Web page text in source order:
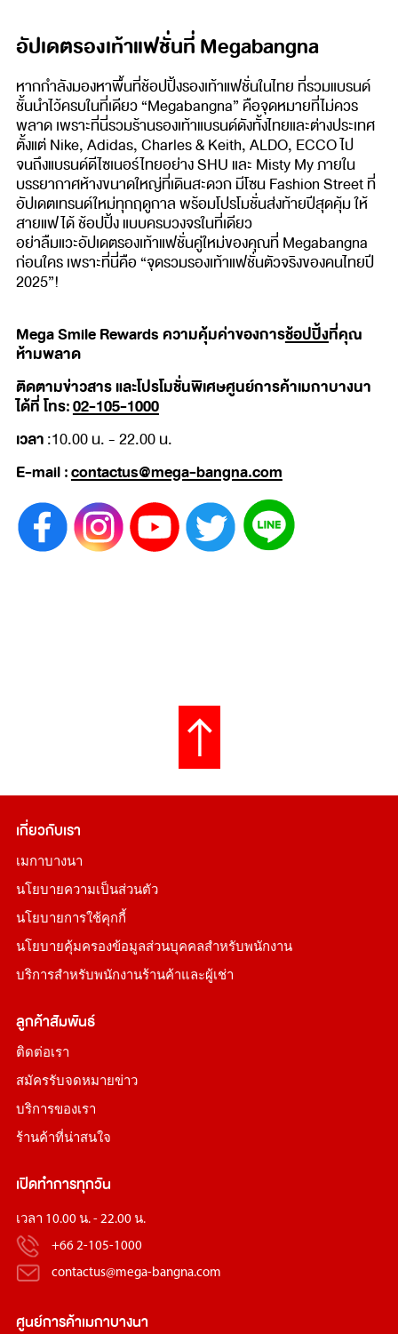
อัปเดตรองเท้าแฟชั่นที่ Megabangna
หากกำลังมองหาพื้นที่ช้อปปิ้งรองเท้าแฟชั่นในไทย ที่รวมแบรนด์
ชั้นนำไว้ครบในที่เดียว “Megabangna” คือจุดหมายที่ไม่ควร
พลาด เพราะที่นี่รวมร้านรองเท้าแบรนด์ดังทั้งไทยและต่างประเทศ
ตั้งแต่ Nike, Adidas, Charles & Keith, ALDO, ECCO ไป
จนถึงแบรนด์ดีไซเนอร์ไทยอย่าง SHU และ Misty My ภายใน
บรรยากาศห้างขนาดใหญ่ที่เดินสะดวก มีโซน Fashion Street ที่
อัปเดตเทรนด์ใหม่ทุกฤดูกาล พร้อมโปรโมชั่นส่งท้ายปีสุดคุ้ม ให้
สายแฟได้ ช้อปปิ้ง แบบครบวงจรในที่เดียว
อย่าลืมแวะอัปเดตรองเท้าแฟชั่นคู่ใหม่ของคุณที่ Megabangna
ก่อนใคร เพราะที่นี่คือ “จุดรวมรองเท้าแฟชั่นตัวจริงของคนไทยปี
2025”!
Mega Smile Rewards ความคุ้มค่าของการช้อปปิ้งที่คุณ
ห้ามพลาด
ติดตามข่าวสาร และโปรโมชั่นพิเศษศูนย์การค้าเมกาบางนา
ได้ที่ โทร:02-105-1000
เวลา:10.00 น. - 22.00 น.
E-mail :contactus@mega-bangna.com
เกี่ยวกับเรา
เมกาบางนา
นโยบายความเป็นส่วนตัว
นโยบายการใช้คุกกี้
นโยบายคุ้มครองข้อมูลส่วนบุคคลสำหรับพนักงาน
บริการสำหรับพนักงานร้านค้าและผู้เช่า
ลูกค้าสัมพันธ์
ติดต่อเรา
สมัครรับจดหมายข่าว
บริการของเรา
ร้านค้าที่น่าสนใจ
เปิดทำการทุกวัน
เวลา 10.00 น. - 22.00 น.
+66 2-105-1000
contactus@mega-bangna.com
ศูนย์การค้าเมกาบางนา